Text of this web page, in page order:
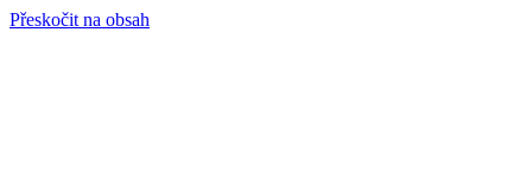
Přeskočit na obsah